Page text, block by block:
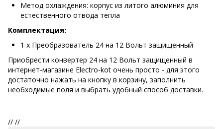
Метод охлаждения: корпус из литого алюминия для
естественного отвода тепла
Комплектация:
1 х Преобразователь 24 на 12 Вольт защищенный
Приобрести конвертер 24 на 12 Вольт защищенный в
интернет-магазине Electro-kot очень просто - для этого
достаточно нажать на кнопку в корзину, заполнить
необходимые поля и выбрать удобный способ доставки.
// //